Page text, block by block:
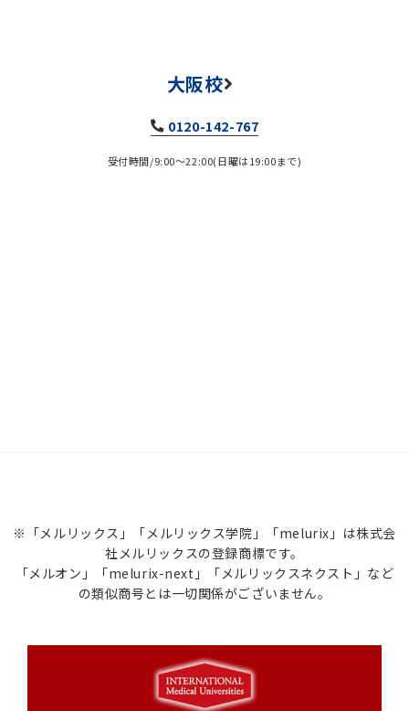
大阪校
0120-142-767
受付時間/9:00～22:00(日曜は19:00まで)
※「メルリックス」「メルリックス学院」「melurix」は株式会
社メルリックスの登録商標です。
「メルオン」「melurix-next」「メルリックスネクスト」など
の類似商号とは一切関係がございません。